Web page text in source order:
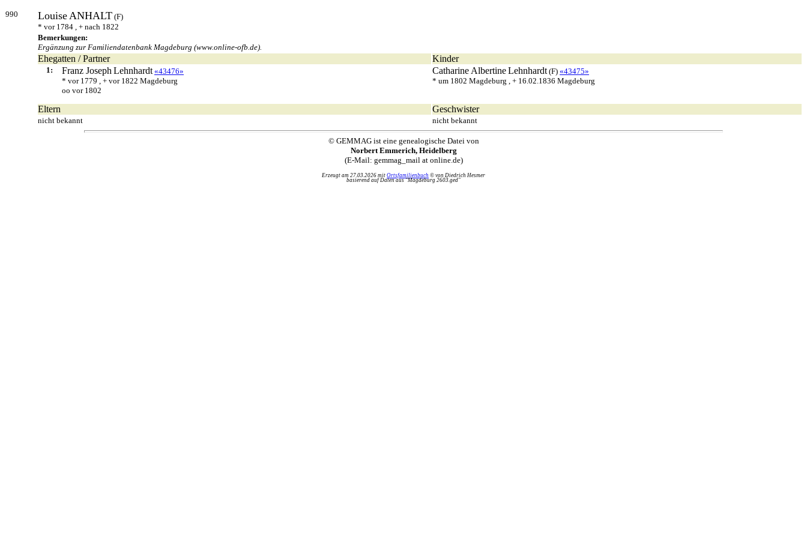
990 LouiseANHALT (F)
* vor 1784 , + nach 1822
Bemerkungen:
Ergänzung zur Familiendatenbank Magdeburg (www.online-ofb.de).
Ehegatten / Partner Kinder
1: Franz Joseph Lehnhardt «43476»
* vor 1779 , + vor 1822 Magdeburg
oo vor 1802
Catharine AlbertineLehnhardt(F) «43475»
* um 1802 Magdeburg , + 16.02.1836 Magdeburg
Eltern Geschwister
nicht bekannt nicht bekannt
© GEMMAG ist eine genealogische Datei von
Norbert Emmerich, Heidelberg
(E-Mail: gemmag_mail at online.de)
Erzeugt am 27.03.2026 mit Ortsfamilienbuch © von Diedrich Hesmer
basierend auf Daten aus "Magdeburg 2603.ged"